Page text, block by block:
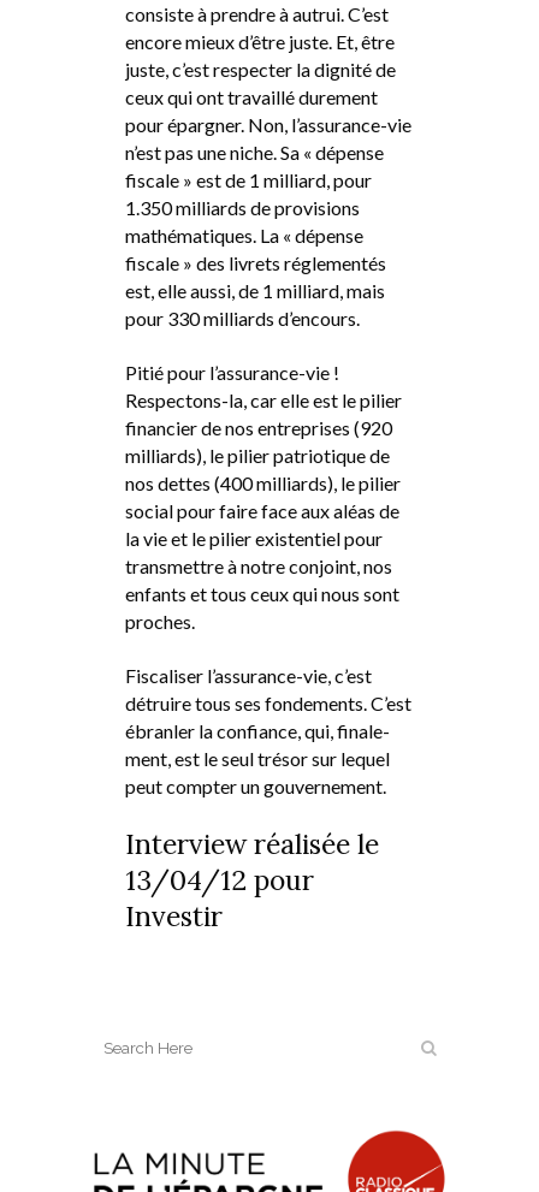
consiste à prendre à autrui. C’est
encore mieux d’être juste. Et, être
juste, c’est respecter la dignité de
ceux qui ont travaillé durement
pour épargner. Non, l’assurance-vie
n’est pas une niche. Sa « dépense
fiscale » est de 1 milliard, pour
1.350 milliards de provisions
mathématiques. La « dépense
fiscale » des livrets réglementés
est, elle aussi, de 1 milliard, mais
pour 330 milliards d’encours.
Pitié pour l’assurance-vie !
Respectons-la, car elle est le pilier
financier de nos entreprises (920
milliards), le pilier patriotique de
nos dettes (400 milliards), le pilier
social pour faire face aux aléas de
la vie et le pilier existentiel pour
transmettre à notre conjoint, nos
enfants et tous ceux qui nous sont
proches.
Fiscaliser l’assurance-vie, c’est
détruire tous ses fondements. C’est
ébranler la confiance, qui, finale-
ment, est le seul trésor sur lequel
peut compter un gouvernement.
Interview réalisée le
13/04/12 pour
Investir